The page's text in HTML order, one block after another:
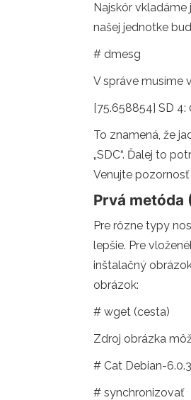
Najskôr
našej jednotke
# dmesg
V správe musíme
[75.658854] SD 4:
To znamená, že
„SDC“. Ďalej to
Venujte
Prvá metóda
Pre rôzne typy
lepšie. Pre
inštalačný
obrázok:
# wget (cesta)
Zdroj obrázka
# Cat Debian-
# synchronizovať